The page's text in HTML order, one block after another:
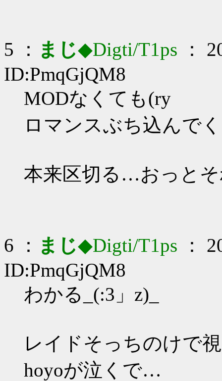
5 ： まじ◆Digti/T1ps ：
ID:PmqGjQM8
MODなくても(ry
ロマンスぶち込んで
本来区切る…おっと
6 ： まじ◆Digti/T1ps ：
ID:PmqGjQM8
わかる_(:3」z)_
レイドそっちのけで
hoyoが泣くで…